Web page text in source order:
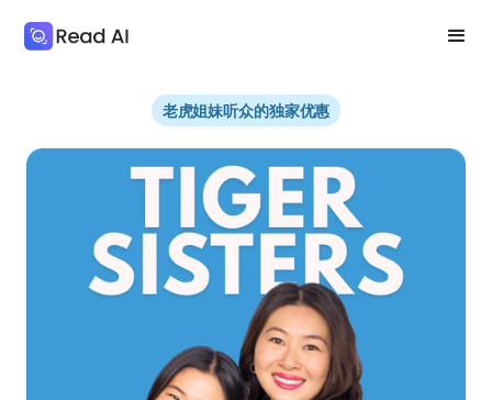
老虎姐妹听众的独家优惠